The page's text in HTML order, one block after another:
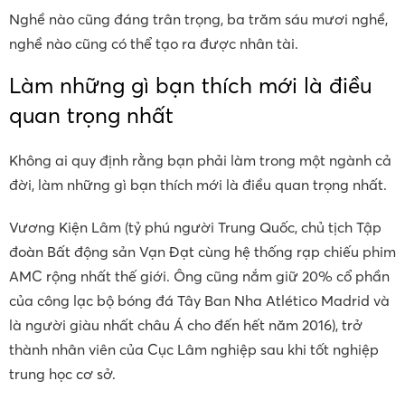
Nghề nào cũng đáng trân trọng, ba trăm sáu mươi nghề,
nghề nào cũng có thể tạo ra được nhân tài.
Làm những gì bạn thích mới là điều
quan trọng nhất
Không ai quy định rằng bạn phải làm trong một ngành cả
đời, làm những gì bạn thích mới là điều quan trọng nhất.
Vương Kiện Lâm (tỷ phú người Trung Quốc, chủ tịch Tập
đoàn Bất động sản Vạn Đạt cùng hệ thống rạp chiếu phim
AMC rộng nhất thế giới. Ông cũng nắm giữ 20% cổ phần
của công lạc bộ bóng đá Tây Ban Nha Atlético Madrid và
là người giàu nhất châu Á cho đến hết năm 2016), trở
thành nhân viên của Cục Lâm nghiệp sau khi tốt nghiệp
trung học cơ sở.